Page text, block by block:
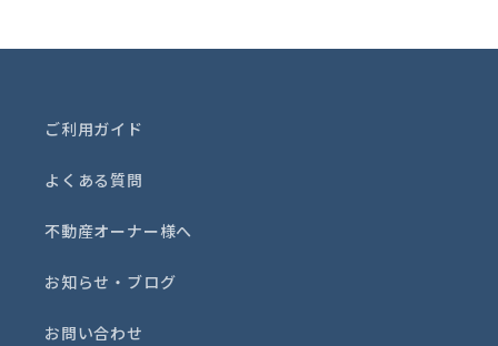
ご利用ガイド
よくある質問
不動産オーナー様へ
お知らせ・ブログ
お問い合わせ